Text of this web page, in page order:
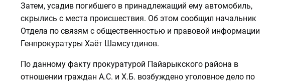
Затем, усадив погибшего в принадлежащий ему автомобиль,
скрылись с места происшествия. Об этом сообщил начальник
Отдела по связям с общественностью и правовой информации
Генпрокуратуры Хаёт Шамсутдинов.
По данному факту прокуратурой Пайарыкского района в
отношении граждан А.С. и Х.Б. возбуждено уголовное дело по